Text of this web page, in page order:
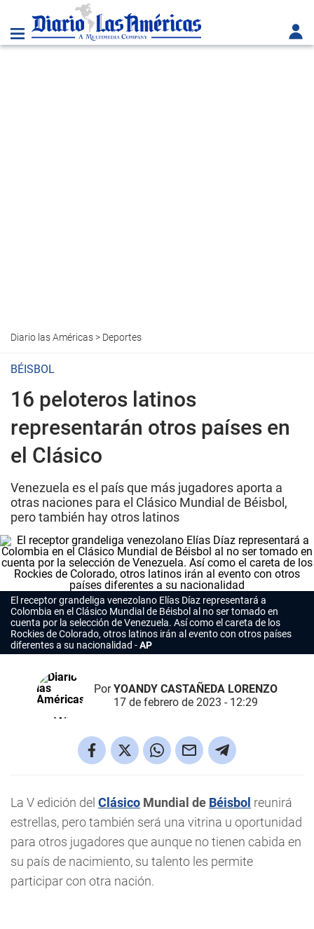
Diario las Américas> Deportes
BÉISBOL
16 peloteros latinos
representarán otros países en
el Clásico
Venezuela es el país que más jugadores aporta a
otras naciones para el Clásico Mundial de Béisbol,
pero también hay otros latinos
El receptor grandeliga venezolano Elías Díaz representará a
Colombia en el Clásico Mundial de Béisbol al no ser tomado en
cuenta por la selección de Venezuela. Así como el careta de los
Rockies de Colorado, otros latinos irán al evento con otros países
diferentes a su nacionalidad
AP
PorYOANDY CASTAÑEDA LORENZO
17 de febrero de 2023 - 12:29
La V edición del Clásico Mundial de Béisbol reunirá
estrellas, pero también será una vitrina u oportunidad
para otros jugadores que aunque no tienen cabida en
su país de nacimiento, su talento les permite
participar con otra nación.